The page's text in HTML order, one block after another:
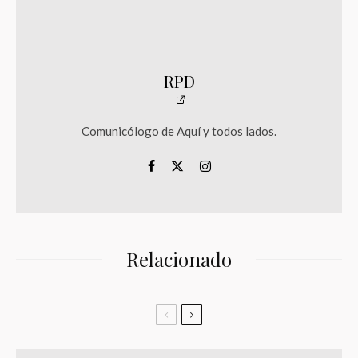
RPD
Comunicólogo de Aquí y todos lados.
Relacionado